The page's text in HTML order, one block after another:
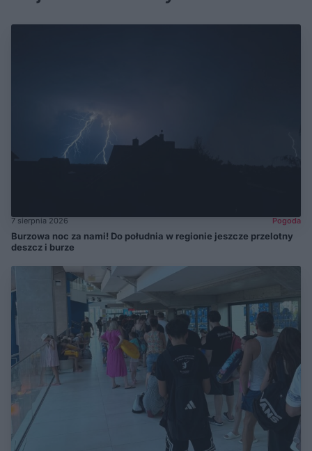
7 sierpnia 2026 Pogoda
Burzowa noc za nami! Do południa w regionie jeszcze przelotny
deszcz i burze